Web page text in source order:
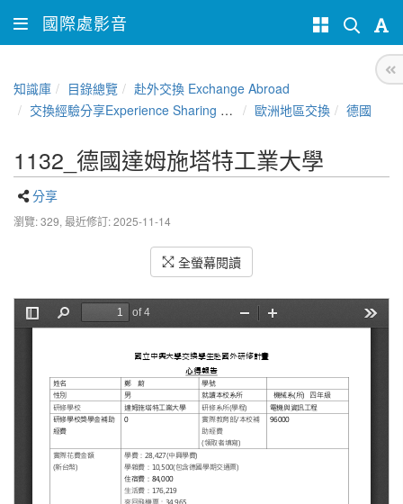
國際處影音
知識庫 目錄總覽
赴外交換 Exchange Abroad
交換經驗分享Experience Sharing of NCHU Exchange Program
歐洲地區交換 德國
1132_德國達姆施塔特工業大學
分享
瀏覽: 329, 最近修訂: 2025-11-14
全螢幕閱讀